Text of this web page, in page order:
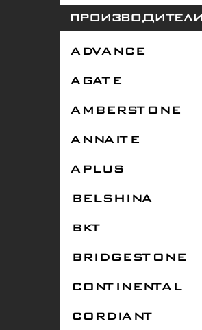
ПРОИЗВОДИТЕЛИ
ADVANCE
AGATE
AMBERSTONE
ANNAITE
APLUS
BELSHINA
BKT
BRIDGESTONE
CONTINENTAL
CORDIANT